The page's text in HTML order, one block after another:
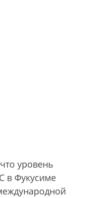
уровень
в Фукусиме